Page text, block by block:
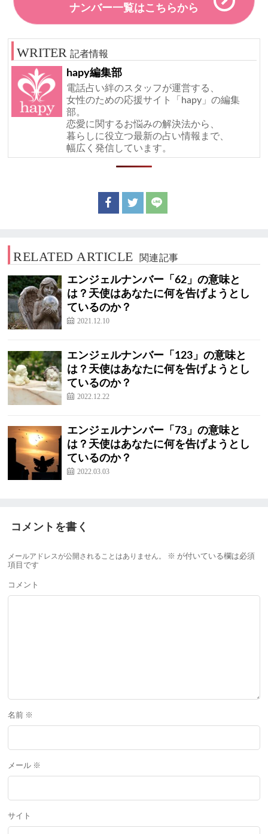
ナンバー一覧はこちらから
記者情報
hapy編集部
電話占い絆のスタッフが運営する、
女性のための応援サイト「hapy」の編集
部。
恋愛に関するお悩みの解決法から、
暮らしに役立つ最新の占い情報まで、
幅広く発信しています。
RELATED ARTICLE 関連記事
エンジェルナンバー「62」の意味と
は？天使はあなたに何を告げようとし
ているのか？
2021.12.10
エンジェルナンバー「123」の意味と
は？天使はあなたに何を告げようとし
ているのか？
2022.12.22
エンジェルナンバー「73」の意味と
は？天使はあなたに何を告げようとし
ているのか？
2022.03.03
コメントを書く
メールアドレスが公開されることはありません。 ※ が付いている欄は必須
項目です
コメント
名前 ※
メール ※
サイト